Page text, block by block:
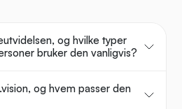
og hvilke typer
bruker den vanligvis?
og hvem passer den